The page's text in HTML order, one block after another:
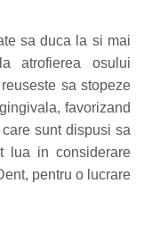
sa duca la si mai
atrofierea osului
sa stopeze
favorizand
sunt dispusi sa
lua in considerare
pentru o lucrare